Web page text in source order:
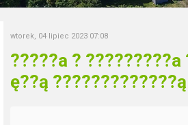
wtorek, 04 lipiec 2023 07:08
?????a ? ?????????a
ę??ą ?????????????ą